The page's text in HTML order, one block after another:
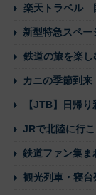
楽天トラベル
新型特急スペ
鉄道の旅を楽し
カニの季節到来
【JTB】日帰
JRで北陸に行こ
鉄道ファン集ま
観光列車・寝台